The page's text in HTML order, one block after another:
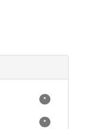
*
*